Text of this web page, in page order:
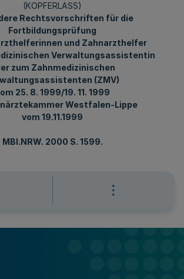
(KOPFERLASS)
Rechtsvorschriften für die
Fortbildungsprüfung
und Zahnarzthelfer
Verwaltungsassistentin
zum Zahnmedizinischen
(ZMV)
25. 8. 1999/19. 11. 1999
Westfalen-Lippe
vom 19.11.1999
MBl.NRW. 2000 S. 1599.